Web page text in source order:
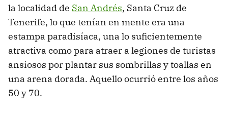
la localidad de San Andrés, Santa Cruz de
Tenerife, lo que tenían en mente era una
estampa paradisíaca, una lo suficientemente
atractiva como para atraer a legiones de turistas
ansiosos por plantar sus sombrillas y toallas en
una arena dorada. Aquello ocurrió entre los años
50 y 70.